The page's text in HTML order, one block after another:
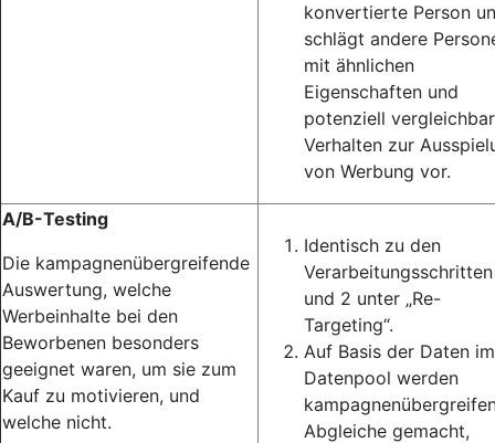
konvertierte Person
schlägt andere
mit ähnlichen
Eigenschaften und
potenziell
Verhalten zur
von Werbung vor.
A/B-Testing
Die kampagnenübergreifende
Auswertung, welche
Werbeinhalte bei den
Beworbenen besonders
geeignet waren, um sie zum
Kauf zu motivieren, und
welche nicht.
Identisch zu den
Verarbeitungsschritten
und 2 unter „Re-
Targeting“.
Auf Basis der Daten im
Datenpool werden
Abgleiche gemacht,